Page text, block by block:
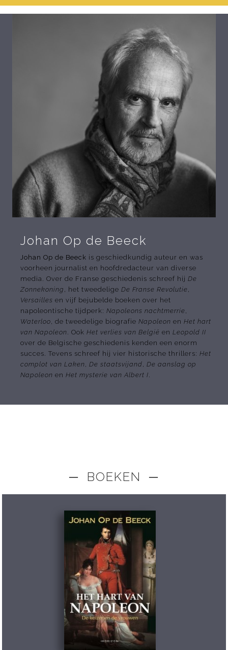
Johan Op de Beeck
Johan Op de Beeck is geschiedkundig auteur en was
voorheen journalist en hoofdredacteur van diverse
media. Over de Franse geschiedenis schreef hij De
Zonnekoning
, het tweedelige De Franse Revolutie
Versailles en vijf bejubelde boeken over het
napoleontische tijdperk: Napoleons nachtmerrie
Waterloo , de tweedelige biografie Napoleon en Het hart
van Napoleon . Ook Het verlies van België en Leopold II
over de Belgische geschiedenis kenden een enorm
succes. Tevens schreef hij vier historische thrillers: Het
complot van Laken De staatsvijand De aanslag op
Napoleon en Het mysterie van Albert I
─ BOEKEN ─